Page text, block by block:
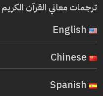
ترجمات معاني القرآن الكريم